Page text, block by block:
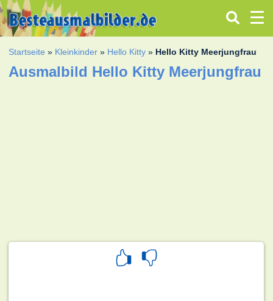
Startseite » Kleinkinder » Hello Kitty » Hello Kitty Meerjungfrau
Ausmalbild Hello Kitty Meerjungfrau